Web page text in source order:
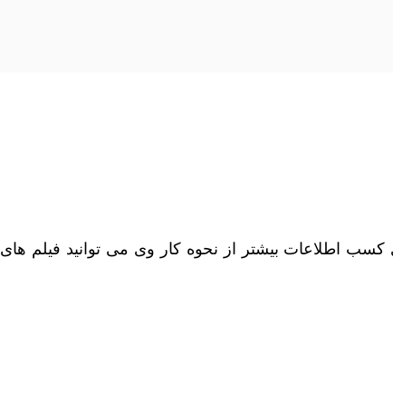
کسب اطلاعات بیشتر از نحوه کار وی می توانید فیلم های